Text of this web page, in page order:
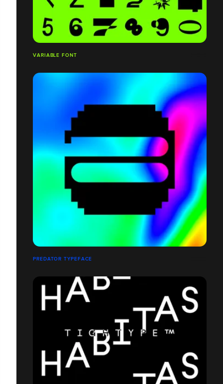
VARIABLE FONT
PREDATOR TYPEFACE